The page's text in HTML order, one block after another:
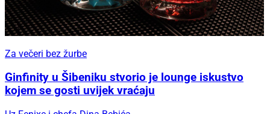
Za večeri bez žurbe
Ginfinity u Šibeniku stvorio je lounge iskustvo
kojem se gosti uvijek vraćaju